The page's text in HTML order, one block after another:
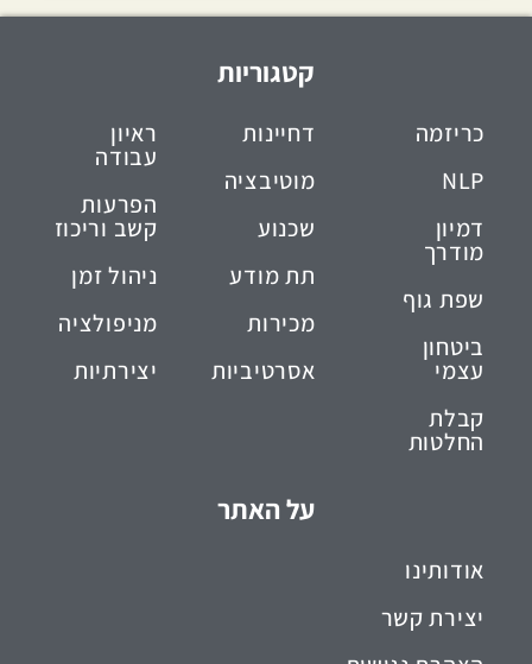
קטגוריות
כריזמה
NLP
דמיון
מודרך
שפת גוף
ביטחון
עצמי
קבלת
החלטות
דחיינות
מוטיבציה
שכנוע
תת מודע
מכירות
אסרטיביות
ראיון
עבודה
הפרעות
קשב וריכוז
ניהול זמן
מניפולציה
יצירתיות
על האתר
אודותינו
יצירת קשר